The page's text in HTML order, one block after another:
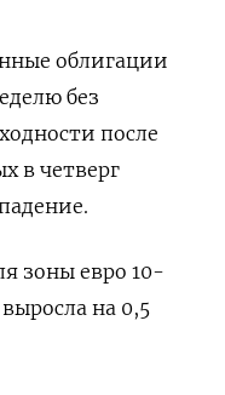
облигации
без
после
в четверг
зоны евро 10-
на 0,5